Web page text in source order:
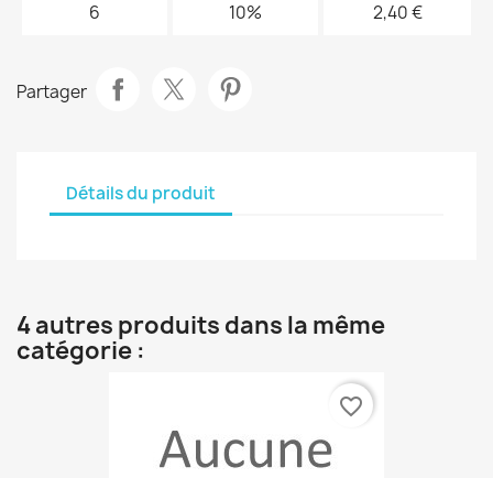
6 10% 2,40 €
Partager
Détails du produit
4 autres produits dans la même
catégorie :
favorite_border